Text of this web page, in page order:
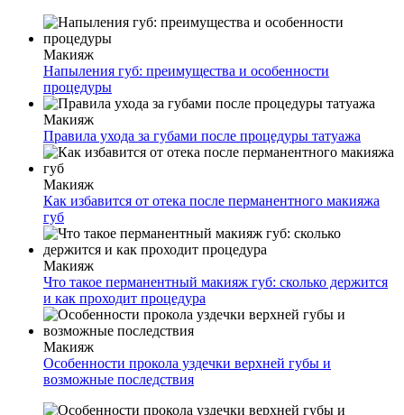
Макияж
Напыления губ: преимущества и особенности
процедуры
Макияж
Правила ухода за губами после процедуры татуажа
Макияж
Как избавится от отека после перманентного макияжа
губ
Макияж
Что такое перманентный макияж губ: сколько держится
и как проходит процедура
Макияж
Особенности прокола уздечки верхней губы и
возможные последствия